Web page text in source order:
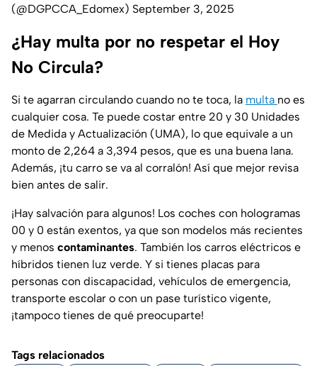
(@DGPCCA_Edomex) September 3, 2025
¿Hay multa por no respetar el Hoy
No Circula?
Si te agarran circulando cuando no te toca, la multa no es
cualquier cosa. Te puede costar entre 20 y 30 Unidades
de Medida y Actualización (UMA), lo que equivale a un
monto de 2,264 a 3,394 pesos, que es una buena lana.
Además, ¡tu carro se va al corralón! Así que mejor revisa
bien antes de salir.
¡Hay salvación para algunos! Los coches con hologramas
00 y 0 están exentos, ya que son modelos más recientes
y menos contaminantes. También los carros eléctricos e
híbridos tienen luz verde. Y si tienes placas para
personas con discapacidad, vehículos de emergencia,
transporte escolar o con un pase turístico vigente,
¡tampoco tienes de qué preocuparte!
Tags relacionados